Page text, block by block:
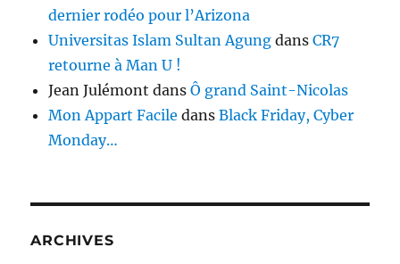
dernier rodéo pour l’Arizona
Universitas Islam Sultan Agung dansCR7
retourne à Man U !
Jean Julémont dansÔ grand Saint-Nicolas
Mon Appart Facile dansBlack Friday, Cyber
Monday…
ARCHIVES